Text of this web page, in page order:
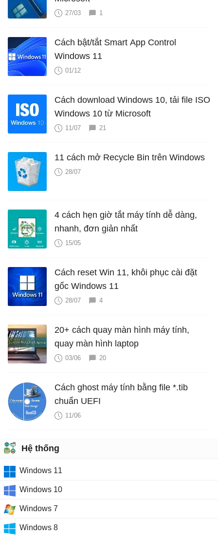
27/03 1
Cách bật/tắt Smart App Control
Windows 11
01/12
Cách download Windows 10, tải file ISO
Windows 10 từ Microsoft
11/07 21
11 cách mở Recycle Bin trên Windows
28/07
4 cách hẹn giờ tắt máy tính dễ dàng,
nhanh, đơn giản nhất
15/05
Cách reset Win 11, khôi phục cài đặt
gốc Windows 11
28/07 4
20+ cách quay màn hình máy tính,
quay màn hình laptop
03/06 20
Cách ghost máy tính bằng file *.tib
chuẩn UEFI
11/06
Hệ thống
Windows 11
Windows 10
Windows 7
Windows 8